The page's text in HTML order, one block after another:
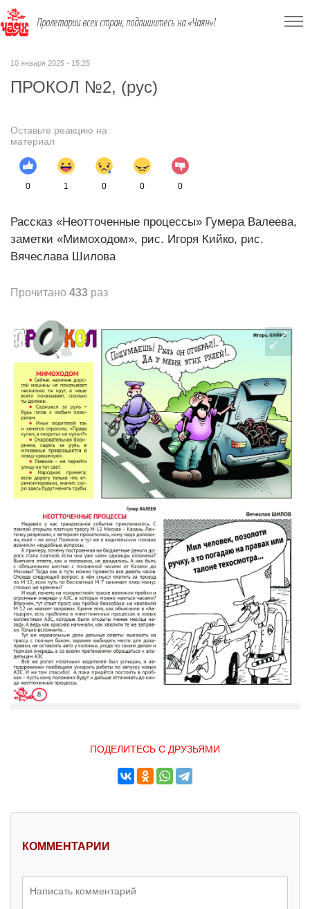
Пролетарии всех стран, подпишитесь на «Чаян»!
10 января 2025 - 15:25
ПРОКОЛ №2, (рус)
Оставьте реакцию на
материал
0 1 0 0 0
Рассказ «Неотточенные процессы» Гумера Валеева,
заметки «Мимоходом», рис. Игоря Кийко, рис.
Вячеслава Шилова
Прочитано 433 раз
ПОДЕЛИТЕСЬ С ДРУЗЬЯМИ
КОММЕНТАРИИ